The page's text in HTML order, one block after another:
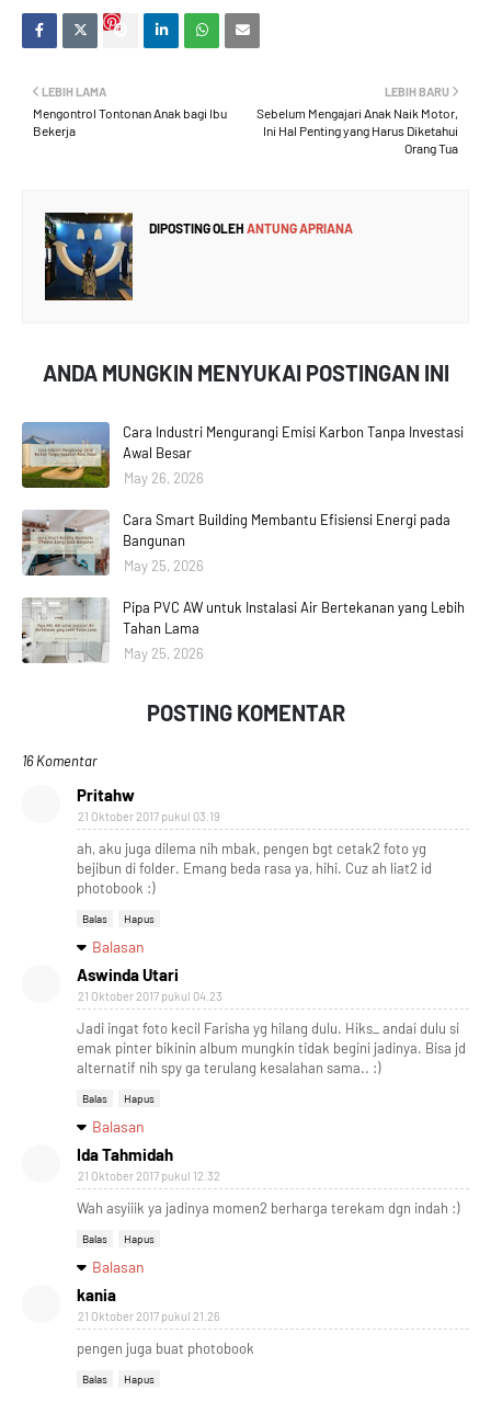
LEBIH BARU
Sebelum Mengajari Anak Naik Motor,
Ini Hal Penting yang Harus Diketahui
Orang Tua
LEBIH LAMA
Mengontrol Tontonan Anak bagi Ibu
Bekerja
DIPOSTING OLEH ANTUNG APRIANA
ANDA MUNGKIN MENYUKAI POSTINGAN INI
Cara Industri Mengurangi Emisi Karbon Tanpa Investasi
Awal Besar
May 26, 2026
Cara Smart Building Membantu Efisiensi Energi pada
Bangunan
May 25, 2026
Pipa PVC AW untuk Instalasi Air Bertekanan yang Lebih
Tahan Lama
May 25, 2026
POSTING KOMENTAR
16 Komentar
Pritahw
21 Oktober 2017 pukul 03.19
ah, aku juga dilema nih mbak, pengen bgt cetak2 foto yg
bejibun di folder. Emang beda rasa ya, hihi. Cuz ah liat2 id
photobook :)
Balas Hapus
Balasan
Aswinda Utari
21 Oktober 2017 pukul 04.23
Jadi ingat foto kecil Farisha yg hilang dulu. Hiks_ andai dulu si
emak pinter bikinin album mungkin tidak begini jadinya. Bisa jd
alternatif nih spy ga terulang kesalahan sama.. :)
Balas Hapus
Balasan
Ida Tahmidah
21 Oktober 2017 pukul 12.32
Wah asyiiik ya jadinya momen2 berharga terekam dgn indah :)
Balas Hapus
Balasan
kania
21 Oktober 2017 pukul 21.26
pengen juga buat photobook
Balas Hapus